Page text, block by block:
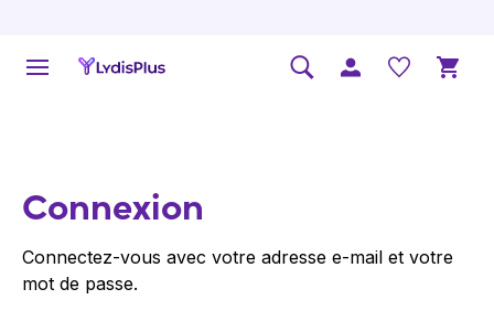
Connexion
Connectez-vous avec votre adresse e-mail et votre
mot de passe.